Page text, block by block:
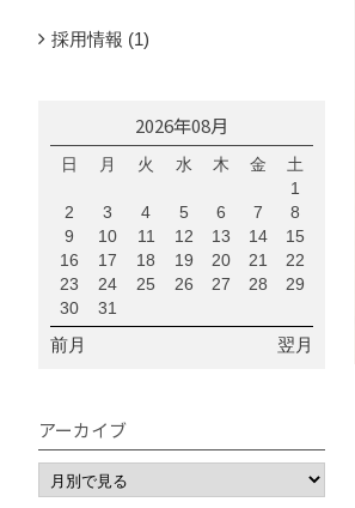
採用情報 (1)
2026年08月
日 月 火 水 木 金
土
1
2
3 4 5 6 7
8
9
10 11 12 13 14
15
16
17 18 19 20 21
22
23
24 25 26 27 28
29
30
31
前月 翌月
アーカイブ